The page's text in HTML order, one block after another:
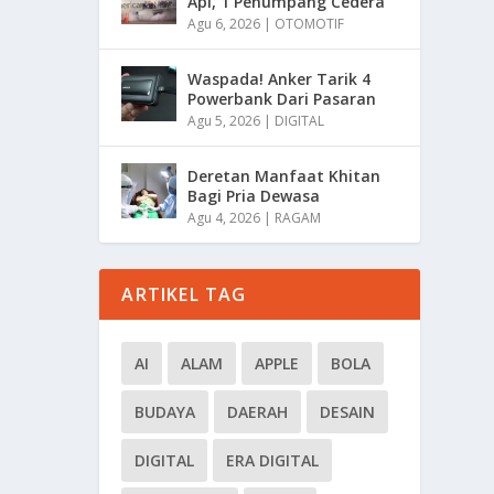
Agu 6, 2026 | OTOMOTIF
Waspada! Anker Tarik 4
Powerbank Dari Pasaran
Agu 5, 2026 | DIGITAL
Deretan Manfaat Khitan
Bagi Pria Dewasa
Agu 4, 2026 | RAGAM
ARTIKEL TAG
AI ALAM APPLE BOLA
BUDAYA DAERAH DESAIN
DIGITAL ERA DIGITAL